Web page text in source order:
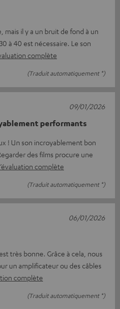
mais il y a un bruit de fond à un
à 40 est nécessaire. Le son
complète
(Traduit automatiquement *)
performants
! Un son incroyablement bon
des films procure une
complète
(Traduit automatiquement *)
09/01/2026
très bonne. Grâce à cela, nous
un amplificateur ou des câbles
complète
(Traduit automatiquement *)
06/01/2026